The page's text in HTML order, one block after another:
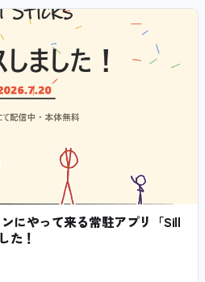
にやって来る常駐アプリ「Sill
た！